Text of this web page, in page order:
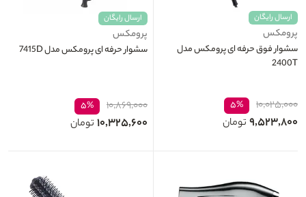
ارسال رایگان
پرومکس
سشوار فوق حرفه ای پرومکس مدل
2400T
۱۰,۰۲۵,۰۰۰ ۵%
۹,۵۲۳,۸۰۰ تومان
ارسال رایگان
پرومکس
سشوار حرفه ای پرومکس مدل 7415D
۱۰,۸۶۹,۰۰۰ ۵%
۱۰,۳۲۵,۶۰۰ تومان